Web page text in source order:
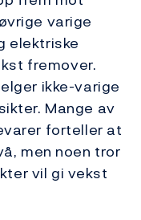
varige
elektriske
fremover.
ikke-varige
Mange av
forteller at
men noen tror
vil gi vekst